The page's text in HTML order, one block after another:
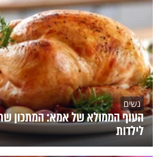
נשים
העוף הממולא של אמא: המתכון
לילדות